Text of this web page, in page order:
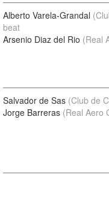
Alberto Varela-Grandal
beat
Arsenio Diaz del Rio (Real
Salvador de Sas (Club de
Jorge Barreras (Real Aero